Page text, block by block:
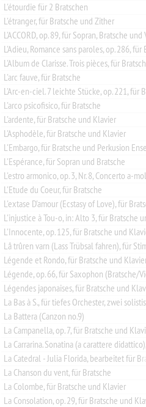
L'étourdie für 2 Bratschen
L'étranger, für Bratsche und Zither
L'ACCORD, op. 89, für Sopran, Bratsche
L'Adieu, Romance sans paroles, op. 286,
L'Album de Clarisse. Trois pièces, für
L'arc fauve, für Bratsche
L'Arc-en-ciel. 7 leichte Stücke, op. 221, für
L'arco psicofisico, für Bratsche
L'ardente, für Bratsche und Klavier
L'Asphodèle, für Bratsche und Klavier
L'Embargo, für Bratsche und Perkusion
L'Espérance, für Sopran und Bratsche
L'Etude du Coeur, für Bratsche
L'extase D'amour (Ecstasy of Love), für
L'injustice à Tou-o, in: Alto 3, für Bratsche
L'Innocente, op. 125, für Bratsche und
Légende et Rondo, für Bratsche und
Légende, op. 66, für Saxophon (Bratsche/
Légendes japonaises, für Bratsche und
La Battera (Canzon no.9)
La Campanella, op. 7, für Bratsche und
La Carrarina. Sonatina (a carattere
La Catedral - Julia Florida, bearbeitet für
La Chanson du vent, für Bratsche
La Colombe, für Bratsche und Klavier
La Consolation, op. 29, für Bratsche und